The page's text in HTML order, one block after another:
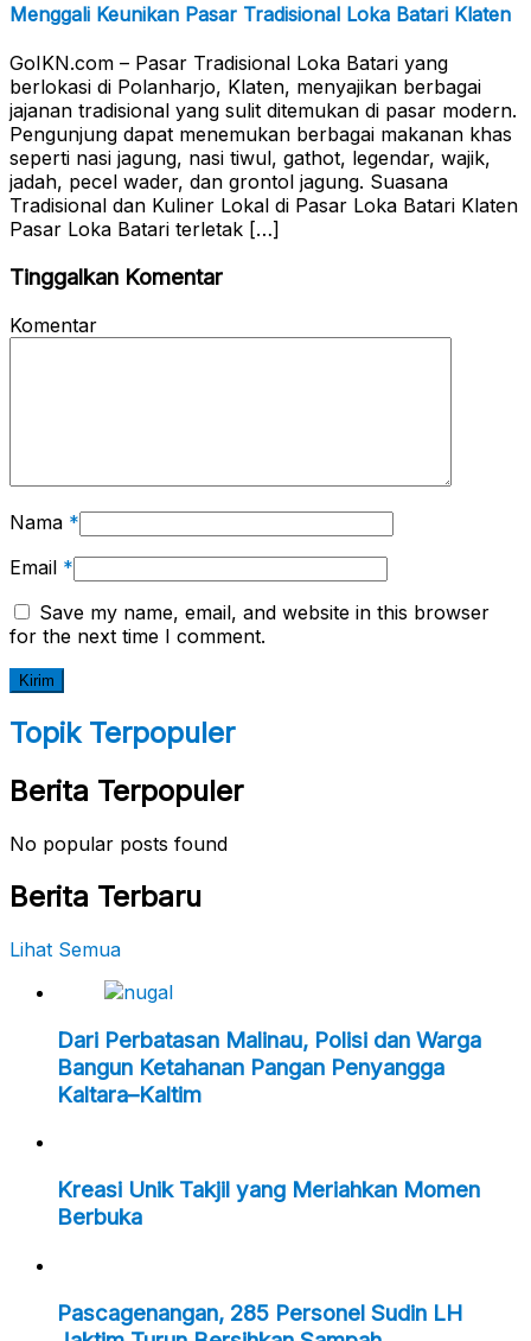
Menggali Keunikan Pasar Tradisional Loka Batari Klaten
GoIKN.com – Pasar Tradisional Loka Batari yang
berlokasi di Polanharjo, Klaten, menyajikan berbagai
jajanan tradisional yang sulit ditemukan di pasar modern.
Pengunjung dapat menemukan berbagai makanan khas
seperti nasi jagung, nasi tiwul, gathot, legendar, wajik,
jadah, pecel wader, dan grontol jagung. Suasana
Tradisional dan Kuliner Lokal di Pasar Loka Batari Klaten
Pasar Loka Batari terletak […]
Tinggalkan Komentar
Komentar
Nama *
Email *
Save my name, email, and website in this browser
for the next time I comment.
Topik Terpopuler
Berita Terpopuler
No popular posts found
Berita Terbaru
Lihat Semua
Dari Perbatasan Malinau, Polisi dan Warga
Bangun Ketahanan Pangan Penyangga
Kaltara–Kaltim
Kreasi Unik Takjil yang Meriahkan Momen
Berbuka
Pascagenangan, 285 Personel Sudin LH